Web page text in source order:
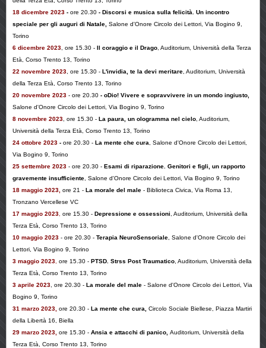
18 dicembre 2023 - ore 20.30 - Discorsi e musica sulla felicità. Un incontro
speciale per gli auguri di Natale Salone d'Onore Circolo dei Lettori, Via Bogino 9,
Torino
6 dicembre 2023 , ore 15.30 - Il coraggio e il Drago , Auditorium, Università della Terza
Età, Corso Trento 13, Torino
22 novembre 2023 , ore 15.30 - L'invidia, te la devi meritare , Auditorium, Università
della Terza Età, Corso Trento 13, Torino
20 novembre 2023 - ore 20.30 - oDio! Vivere e sopravvivere in un mondo ingiusto
Salone d'Onore Circolo dei Lettori, Via Bogino 9, Torino
8 novembre 2023 , ore 15.30 - La paura, un ologramma nel cielo , Auditorium,
Università della Terza Età, Corso Trento 13, Torino
24 ottobre 2023 - ore 20.30 - La mente che cura , Salone d'Onore Circolo dei Lettori,
Via Bogino 9, Torino
25 settembre 2023 - ore 20.30 - Esami di riparazione. Genitori e figli, un rapporto
gravemente insufficiente , Salone d'Onore Circolo dei Lettori, Via Bogino 9, Torino
18 maggio 2023, ore 21 - La morale del male - Biblioteca Civica, Via Roma 13,
Tronzano Vercellese VC
17 maggio 2023 ore 15.30 - Depressione e ossessioni , Auditorium, Università della
Terza Età, Corso Trento 13, Torino
10 maggio 2023 - ore 20.30 - Terapia NeuroSensoriale Salone d'Onore Circolo dei
Lettori, Via Bogino 9, Torino
3 maggio 2023 ore 15.30 - PTSD. Strss Post Traumatico Auditorium, Università della
Terza Età, Corso Trento 13, Torino
3 aprile 2023 , ore 20.30 - La morale del male - Salone d'Onore Circolo dei Lettori, Via
Bogino 9, Torino
31 marzo 2023, ore 20.30 - La mente che cura, Circolo Sociale Biellese, Piazza Martiri
della Libertà 16, Biella
29 marzo 2023, ore 15.30 - Ansia e attacchi di panico, Auditorium, Università della
Terza Età, Corso Trento 13, Torino